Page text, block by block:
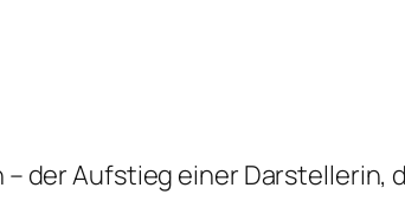
der Aufstieg einer Darstellerin,